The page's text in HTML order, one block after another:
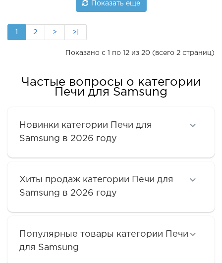
Показать еще
2 > >|
Показано с 1 по 12 из 20 (всего 2 страниц)
Частые вопросы о категории
Печи для Samsung
Новинки категории Печи для
Samsung в 2026 году
Хиты продаж категории Печи для
Samsung в 2026 году
Популярные товары категории Печи
для Samsung